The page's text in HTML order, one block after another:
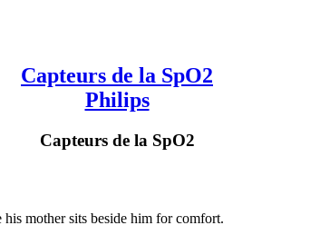
Capteurs de la SpO2
Philips
Capteurs de la SpO2